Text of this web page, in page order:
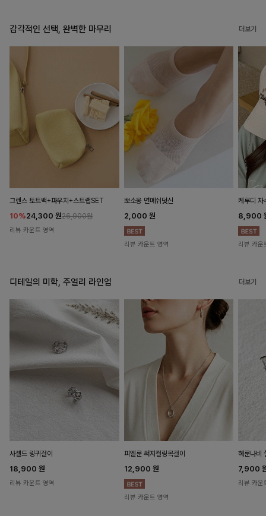
감각적인 선택, 완벽한 마무리 더보기
그렌스 토트백+파우치+스트랩SET
10%24,300 원26,900원
리뷰 카운트 영역
뽀소옹 면메쉬덧신
2,000 원
리뷰 카운트 영역
케루디 자
8,900
리뷰 카운
디테일의 미학, 주얼리 라인업 더보기
사셀드 링귀걸이
18,900 원
리뷰 카운트 영역
피엘룬 써지컬링목걸이
12,900 원
리뷰 카운트 영역
헤룬나비
7,900
리뷰 카운